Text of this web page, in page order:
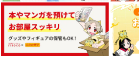
サンプル
715円（税込）
アキラ×浅羽悠真
サンプル